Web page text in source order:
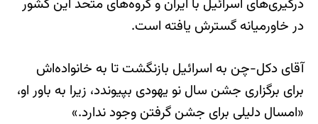
درگیری‌های اسرائیل با ایران و گروه‌های متحد این کشور
در خاورمیانه گسترش یافته است.
آقای دکل-چن به اسرائیل بازنگشت تا به خانواده‌اش
برای برگزاری جشن سال نو یهودی بپیوندد، زیرا به باور او،
«امسال دلیلی برای جشن گرفتن وجود ندارد.»